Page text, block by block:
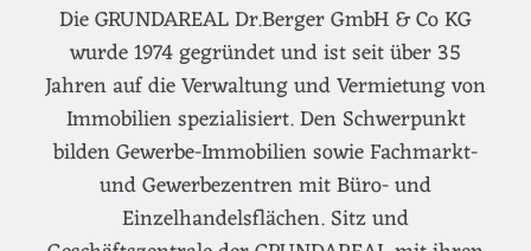
Die GRUNDAREAL Dr.Berger GmbH & Co KG
wurde 1974 gegründet und ist seit über 35
Jahren auf die Verwaltung und Vermietung von
Immobilien spezialisiert. Den Schwerpunkt
bilden Gewerbe-Immobilien sowie Fachmarkt-
und Gewerbezentren mit Büro- und
Einzelhandelsflächen. Sitz und